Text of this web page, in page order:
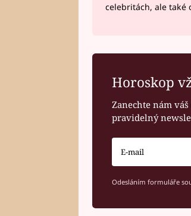
celebritách, ale také
Horoskop
Zanechte nám
pravidelný
Odesláním formuláře